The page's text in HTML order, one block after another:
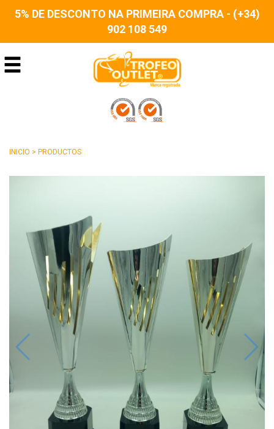
5% DE DESCONTO NA PRIMEIRA COMPRA - (+34)
902 108 549
INICIO > PRODUCTOS